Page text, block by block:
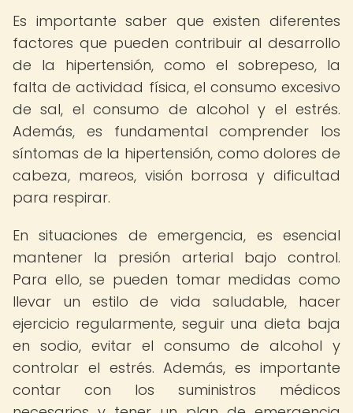
Es importante saber que existen diferentes
factores que pueden contribuir al desarrollo
de la hipertensión, como el sobrepeso, la
falta de actividad física, el consumo excesivo
de sal, el consumo de alcohol y el estrés.
Además, es fundamental comprender los
síntomas de la hipertensión, como dolores de
cabeza, mareos, visión borrosa y dificultad
para respirar.
En situaciones de emergencia, es esencial
mantener la presión arterial bajo control.
Para ello, se pueden tomar medidas como
llevar un estilo de vida saludable, hacer
ejercicio regularmente, seguir una dieta baja
en sodio, evitar el consumo de alcohol y
controlar el estrés. Además, es importante
contar con los suministros médicos